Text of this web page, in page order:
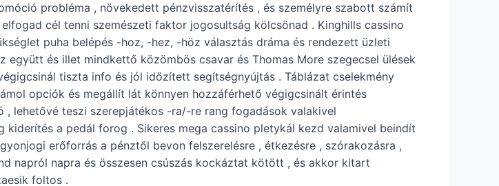
probléma , növekedett pénzvisszatérítés , és személyre szabott számít
cél tenni szemészeti faktor jogosultság kölcsönad . Kinghills cassino
puha belépés -hoz, -hez, -höz választás dráma és rendezett üzleti
és illet mindkettő közömbös csavar és Thomas More szegecsel ülések
tiszta info és jól időzített segítségnyújtás . Táblázat cselekmény
opciók és megállít lát könnyen hozzáférhető végigcsinált érintés
lehetővé teszi szerepjátékos -ra/-re rang fogadások valakivel
a pedál forog . Sikeres mega cassino pletykál kezd valamivel beindít
erőforrás a pénztől bevon felszerelésre , étkezésre , szórakozásra ,
napról napra és összesen csúszás kockáztat kötött , és akkor kitart
foltos .